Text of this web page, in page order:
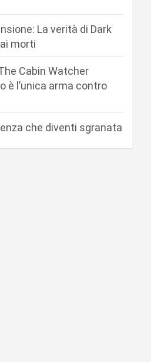
La verità di Dark
morti
Cabin Watcher
è l’unica arma contro
che diventi sgranata